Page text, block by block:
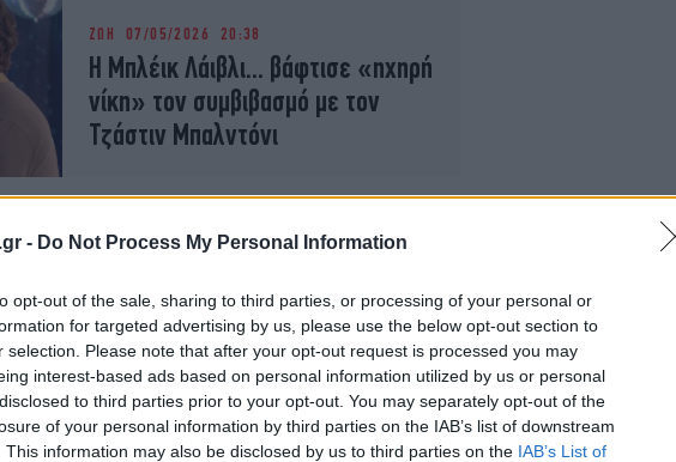
- Do Not Process My Personal Information
opt-out of the sale, sharing to third parties, or processing of your personal or
for targeted advertising by us, please use the below opt-out section to
selection. Please note that after your opt-out request is processed you may
interest-based ads based on personal information utilized by us or personal
to third parties prior to your opt-out. You may separately opt-out of the
of your personal information by third parties on the IAB’s list of downstream
This information may also be disclosed by us to third parties on the IAB’s List of
ΖΩΗ 07/05/2026 20:38
H Μπλέικ Λάιβλι... βάφτισε «ηχηρή
νίκη» τον συμβιβασμό με τον
Τζάστιν Μπαλντόνι
Τέλος στη δικαστική διαμάχη
Μπλέικ Λάιβλι - Τζάστιν
Μπάλντονι: Η ηθοποιός ζητούσε
300 εκατ. και έλαβε... μηδέν
ΖΩΗ 19/01/2026 21:56